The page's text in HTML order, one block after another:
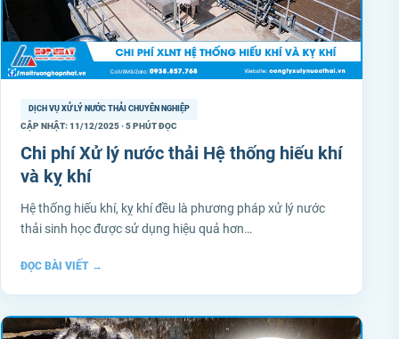
DỊCH VỤ XỬ LÝ NƯỚC THẢI CHUYÊN NGHIỆP
CẬP NHẬT: 11/12/2025 · 5 PHÚT ĐỌC
Chi phí Xử lý nước thải Hệ thống hiếu khí
và kỵ khí
Hệ thống hiếu khí, kỵ khí đều là phương pháp xử lý nước
thải sinh học được sử dụng hiệu quả hơn…
ĐỌC BÀI VIẾT →